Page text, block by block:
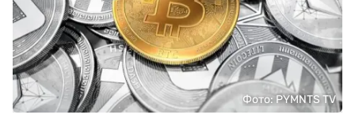
Фото: PYMNTS TV